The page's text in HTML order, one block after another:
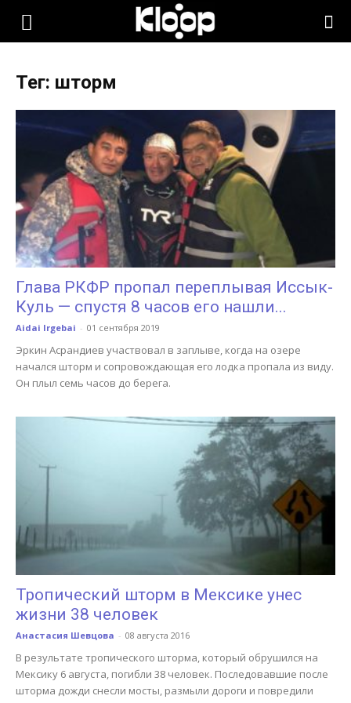
KLOOP.KG
Кыргызстана
Тег: шторм
Глава РКФР пропал переплывая Иссык-
Куль — спустя 8 часов его нашли...
Aidai Irgebai - 01 сентября 2019
Эркин Асрандиев участвовал в заплыве, когда на озере
начался шторм и сопровождающая его лодка пропала из виду.
Он плыл семь часов до берега.
Тропический шторм в Мексике унес
жизни 38 человек
Анастасия Шевцова - 08 августа 2016
В результате тропического шторма, который обрушился на
Мексику 6 августа, погибли 38 человек. Последовавшие после
шторма дожди снесли мосты, размыли дороги и повредили